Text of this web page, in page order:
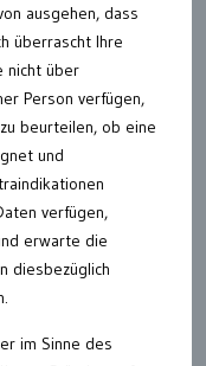
ausgehen, dass
überrascht Ihre
nicht über
Person verfügen,
beurteilen, ob eine
und
verfügen,
erwarte die
diesbezüglich
im Sinne des